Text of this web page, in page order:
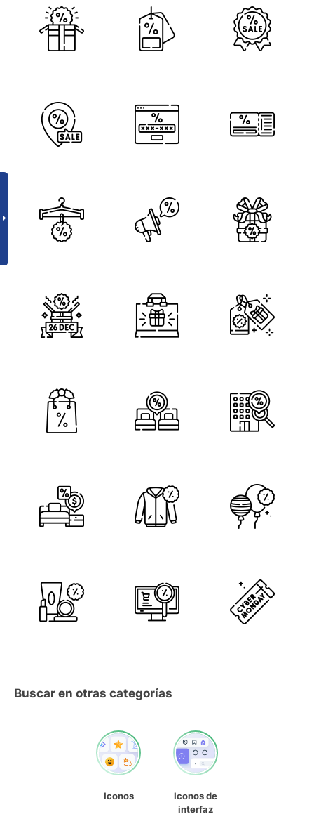
Buscar en otras categorías
Iconos
Iconos de
interfaz